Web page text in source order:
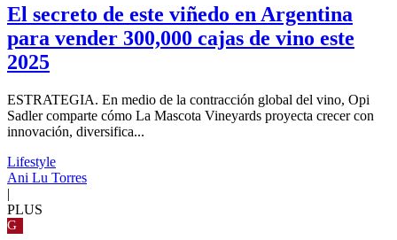
El secreto de este viñedo en Argentina
para vender 300,000 cajas de vino este
2025
ESTRATEGIA. En medio de la contracción global del vino, Opi
Sadler comparte cómo La Mascota Vineyards proyecta crecer con
innovación, diversifica...
Lifestyle
Ani Lu Torres
|
PLUS
G